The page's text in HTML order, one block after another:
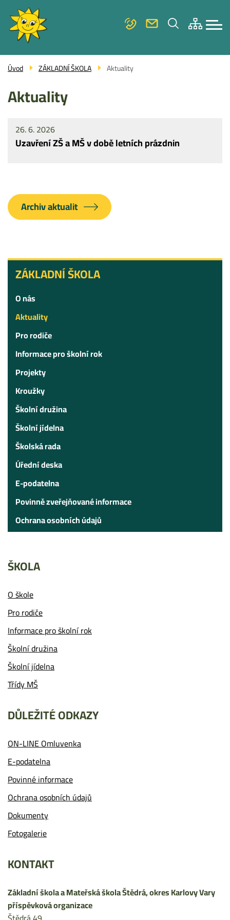
Přejít
hlavnímu
obsahu
Menu
navigace
ZÁKLADNÍ ŠKOLA
MATEŘSKÁ ŠKOLA
FOTOGALERIE
KONTAKTY
ZÁKLADNÍ
ŠKOLA
ZÁKLADNÍ ŠKOLA
O nás
Aktuality
Pro rodiče
Informace pro školní rok
Projekty
Kroužky
Školní družina
Školní jídelna
Školská rada
Úřední deska
E-podatelna
Povinně zveřejňované informace
Ochrana osobních údajů
Úvod ZÁKLADNÍ ŠKOLA Aktuality
Aktuality
26. 6. 2026
Uzavření ZŠ a MŠ v době letních prázdnin
Archiv aktualit
ŠKOLA
O škole
Pro rodiče
Informace pro školní rok
Školní družina
Školní jídelna
Třídy MŠ
DŮLEŽITÉ ODKAZY
ON-LINE Omluvenka
E-podatelna
Povinné informace
Ochrana osobních údajů
Dokumenty
Fotogalerie
KONTAKT
Základní škola a Mateřská škola Štědrá, okres Karlovy Vary
příspěvková organizace